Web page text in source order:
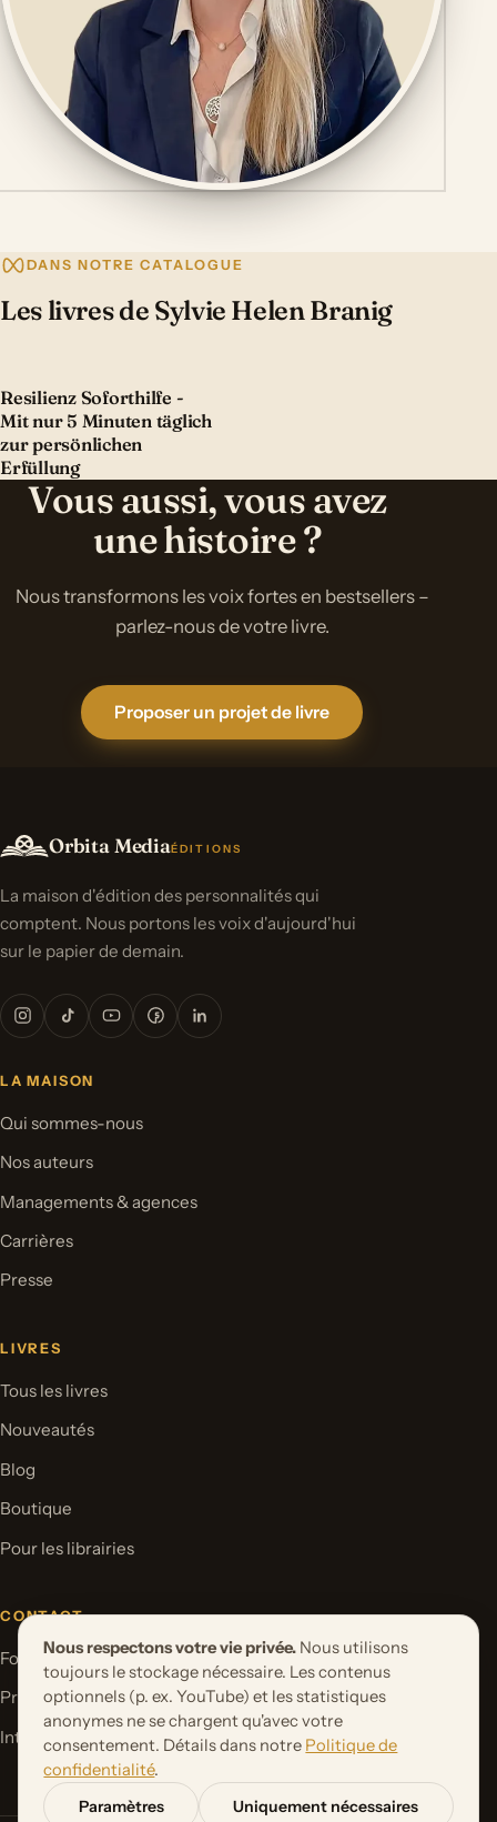
DANS NOTRE CATALOGUE
Les livres de Sylvie Helen Branig
Resilienz Soforthilfe -
Mit nur 5 Minuten täglich
zur persönlichen
Erfüllung
Vous aussi, vous avez
une histoire ?
Nous transformons les voix fortes en bestsellers –
parlez-nous de votre livre.
Proposer un projet de livre
Orbita MediaÉDITIONS
La maison d'édition des personnalités qui
comptent. Nous portons les voix d'aujourd'hui
sur le papier de demain.
LA MAISON
Qui sommes-nous
Nos auteurs
Managements & agences
Carrières
Presse
LIVRES
Tous les livres
Nouveautés
Blog
Boutique
Pour les librairies
CONTACT
Formulaire de contact
Proposer un projet de livre
International Rights
Nous respectons votre vie privée. Nous utilisons
toujours le stockage nécessaire. Les contenus
optionnels (p. ex. YouTube) et les statistiques
anonymes ne se chargent qu'avec votre
consentement. Détails dans notre Politique de
confidentialité.
Paramètres
Uniquement nécessaires